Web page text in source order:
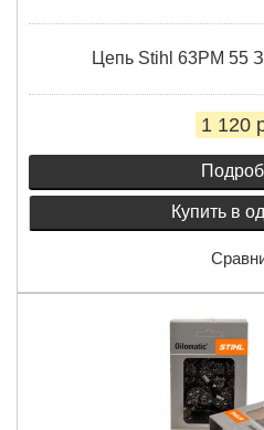
Цепь Stihl 63PM 55
1 120
Купить в